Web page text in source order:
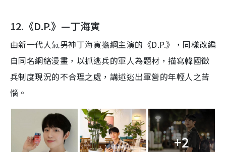
12.《D.P.》—丁海寅
由新一代人氣男神丁海寅擔綱主演的 《D.P.》， 同樣改編
自同名網絡漫畫， 以抓逃兵的軍人為題材，描寫韓國徵
兵制度現況的不合理之處， 講述逃出軍營的年輕人之苦
惱 。
+2